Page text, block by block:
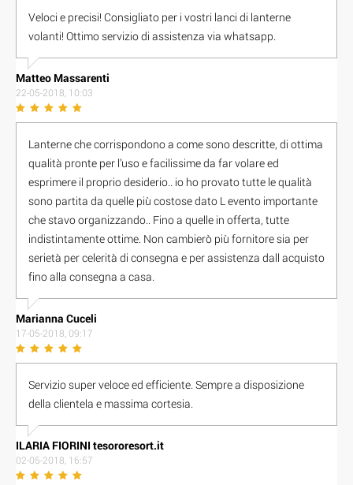
Veloci e precisi! Consigliato per i vostri lanci di lanterne
volanti! Ottimo servizio di assistenza via whatsapp.
Matteo Massarenti
22-05-2018, 10:03
Lanterne che corrispondono a come sono descritte, di ottima
qualità pronte per l’uso e facilissime da far volare ed
esprimere il proprio desiderio.. io ho provato tutte le qualità
sono partita da quelle più costose dato L evento importante
che stavo organizzando.. Fino a quelle in offerta, tutte
indistintamente ottime. Non cambierò più fornitore sia per
serietà per celerità di consegna e per assistenza dall acquisto
fino alla consegna a casa.
Marianna Cuceli
17-05-2018, 09:17
Servizio super veloce ed efficiente. Sempre a disposizione
della clientela e massima cortesia.
I L A R I A F I O R I N I tesororesort.it
02-05-2018, 16:57